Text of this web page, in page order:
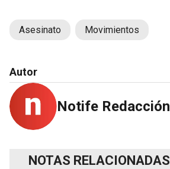
Asesinato Movimientos
Autor
Notife Redacción
NOTAS RELACIONADAS